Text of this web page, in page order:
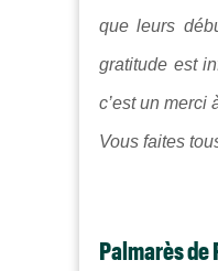
que leurs
gratitude est
c’est un merci
Vous faites
Palmarès de